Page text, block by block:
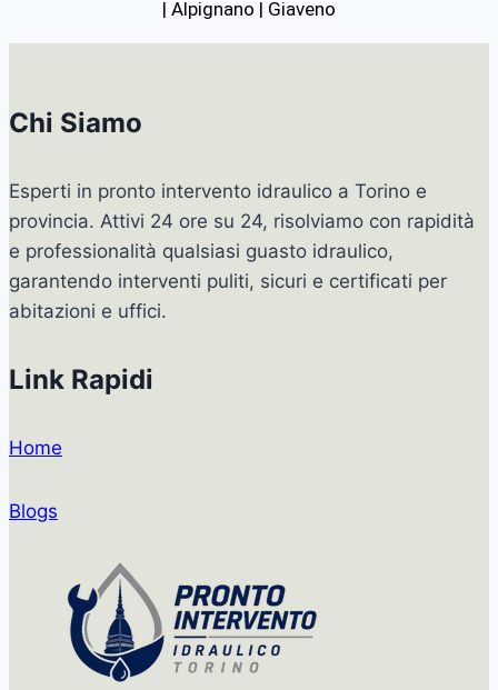
| Alpignano | Giaveno
Chi Siamo
Esperti in pronto intervento idraulico a Torino e
provincia. Attivi 24 ore su 24, risolviamo con rapidità
e professionalità qualsiasi guasto idraulico,
garantendo interventi puliti, sicuri e certificati per
abitazioni e uffici.
Link Rapidi
Home
Blogs